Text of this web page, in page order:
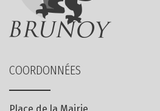
COORDONNÉES